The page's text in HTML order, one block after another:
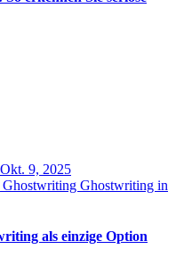
Okt. 9, 2025
Ghostwriting Ghostwriting in
als einzige Option